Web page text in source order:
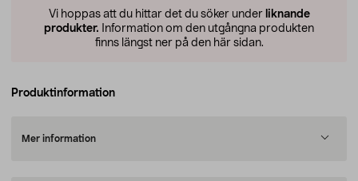
Vi hoppas att du hittar det du söker under liknande
produkter. Information om den utgångna produkten
finns längst ner på den här sidan.
Produktinformation
Mer information